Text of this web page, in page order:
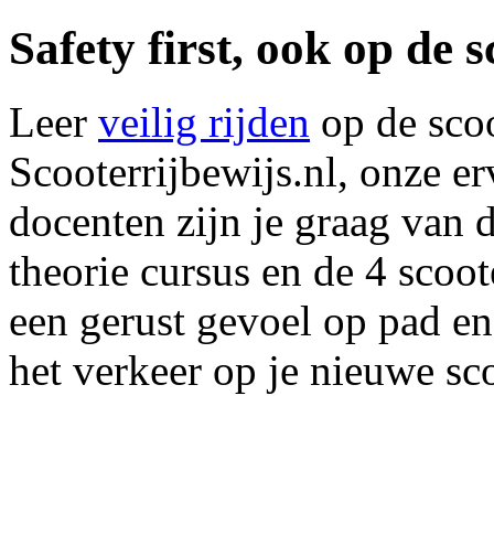
Safety first, ook op de
Leer veilig rijden op de
Scooterrijbewijs.nl, onze
docenten zijn je graag van
theorie cursus en de 4
een gerust gevoel op pad
het verkeer op je nieuwe